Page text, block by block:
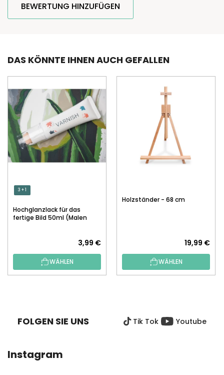
BEWERTUNG HINZUFÜGEN
DAS KÖNNTE IHNEN AUCH GEFALLEN
3 + 1
Hochglanzlack für das
fertige Bild 50ml (Malen
3,99 €
WÄHLEN
Holzständer - 68 cm
19,99 €
WÄHLEN
FOLGEN SIE UNS Tik Tok Youtube
Instagram